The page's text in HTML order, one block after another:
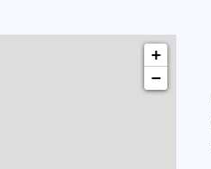
+
−